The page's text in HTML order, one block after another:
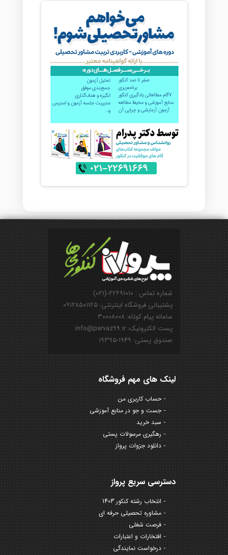
شماره تماس : ۲۲۶۹۱۰۱۰-(۰۲۱)
پشتیبانی فروشگاه اینترنتی: ۰۹۱۲۸۵۰۱۱۲۵
سامانه پیام کوتاه: ۳۰۰۰۸۰۰۸
پست الکترونیک: info@parvaz99.ir
صندوق پستی: ۱۹۴۹-۱۹۳۹۵
لینک های مهم فروشگاه
حساب کاربری من
جست و جو در منابع آموزشی
سبد خرید
رهگیری مرسولات پستی
دانلود جزوات پرواز
دسترسی سریع پرواز
انتخاب رشته کنکور 1403
مشاوره تحصیلی حرفه ای
فرصت شغلی
افتخارات و اعتبارات
درخواست نمایندگی